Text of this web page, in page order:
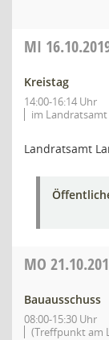
MI
Kreistag
14:00-16:14 Uhr
im
Landratsamt
MO
Bauausschuss
08:00-15:30 Uhr
(Treffpunkt am